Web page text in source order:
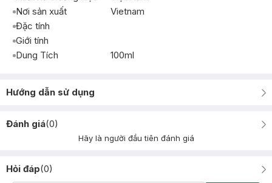
Nơi sản xuất
Vietnam
Đặc tính
Giới tính
Dung Tích
100ml
Hướng dẫn sử dụng
Đánh giá(0)
Hãy là người đầu tiên đánh giá
Hỏi đáp(0)